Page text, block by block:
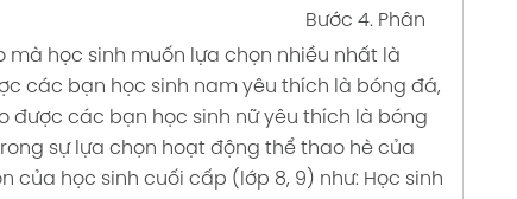
Bước 4. Phân
học sinh muốn lựa chọn nhiều nhất là
các bạn học sinh nam yêu thích là bóng đá,
được các bạn học sinh nữ yêu thích là bóng
sự lựa chọn hoạt động thể thao hè của
của học sinh cuối cấp (lớp 8, 9) như: Học sinh